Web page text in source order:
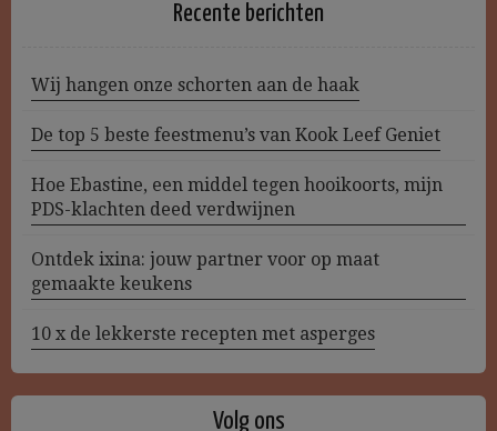
Recente berichten
Wij hangen onze schorten aan de haak
De top 5 beste feestmenu’s van Kook Leef Geniet
Hoe Ebastine, een middel tegen hooikoorts, mijn
PDS-klachten deed verdwijnen
Ontdek ixina: jouw partner voor op maat
gemaakte keukens
10 x de lekkerste recepten met asperges
Volg ons